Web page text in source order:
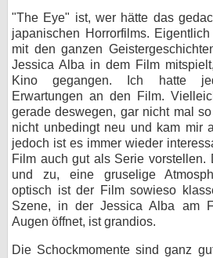
"The Eye" ist, wer hätte das
japanischen Horrorfilms.
mit den ganzen
Jessica Alba in dem Film
Kino gegangen. Ich hatte
Erwartungen an den Film.
gerade deswegen, gar nicht mal
nicht unbedingt neu und kam mir
jedoch ist es immer wieder
Film auch gut als Serie vorstellen.
und zu, eine gruselige
optisch ist der Film sowieso
Szene, in der Jessica Alba am
Augen öffnet, ist grandios.
Die Schockmomente sind ganz
Desktop-